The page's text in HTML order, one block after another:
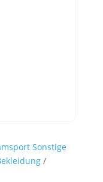
Sonstige
/